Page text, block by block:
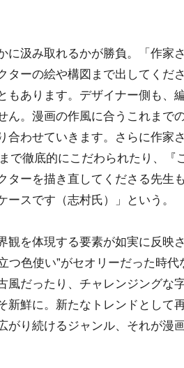
汲み取れるかが勝負。「作家
ターの絵や構図まで出してくだ
もあります。デザイナー側も、
ん。漫画の作風に合うこれまで
合わせていきます。さらに作家
で徹底的にこだわられたり、『
ターを描き直してくださる先生
スです（志村氏）」という。
を体現する要素が如実に反映
つ色使い”がセオリーだった時
だったり、チャレンジングな
新鮮に。新たなトレンドとして
がり続けるジャンル、それが漫